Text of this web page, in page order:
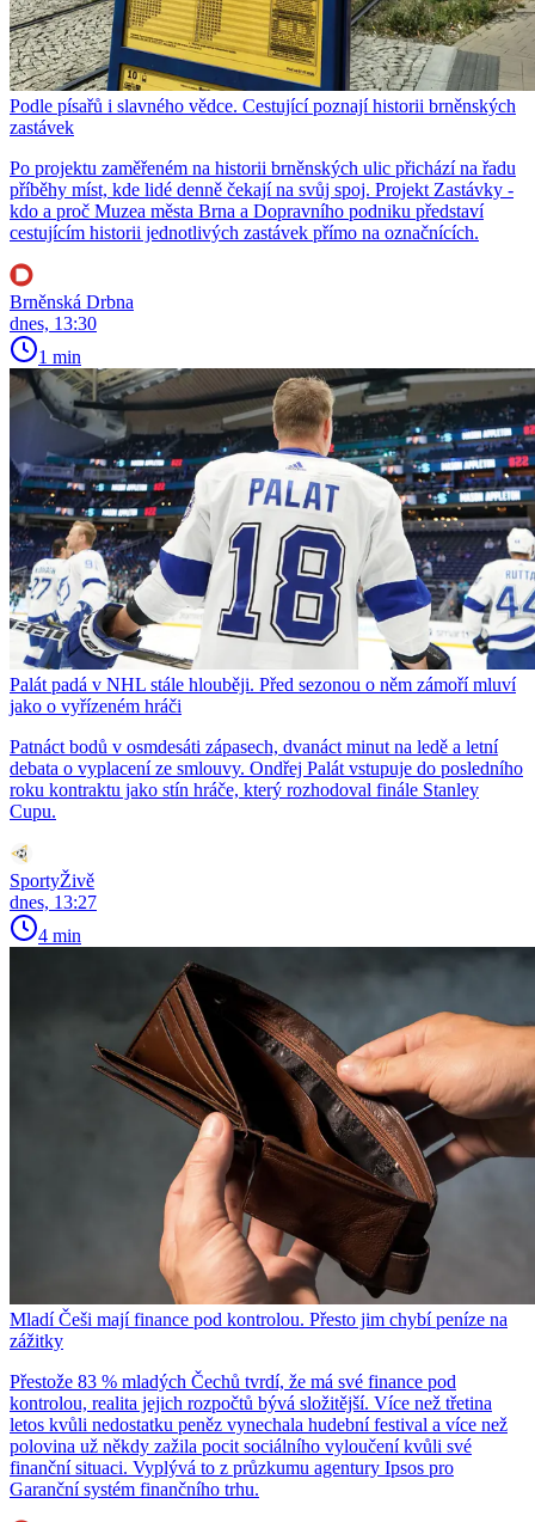
Podle písařů i slavného vědce. Cestující poznají historii brněnských
zastávek
Po projektu zaměřeném na historii brněnských ulic přichází na řadu
příběhy míst, kde lidé denně čekají na svůj spoj. Projekt Zastávky -
kdo a proč Muzea města Brna a Dopravního podniku představí
cestujícím historii jednotlivých zastávek přímo na označnících.
Brněnská Drbna
dnes, 13:30
1 min
Palát padá v NHL stále hlouběji. Před sezonou o něm zámoří mluví
jako o vyřízeném hráči
Patnáct bodů v osmdesáti zápasech, dvanáct minut na ledě a letní
debata o vyplacení ze smlouvy. Ondřej Palát vstupuje do posledního
roku kontraktu jako stín hráče, který rozhodoval finále Stanley
Cupu.
SportyŽivě
dnes, 13:27
4 min
Mladí Češi mají finance pod kontrolou. Přesto jim chybí peníze na
zážitky
Přestože 83 % mladých Čechů tvrdí, že má své finance pod
kontrolou, realita jejich rozpočtů bývá složitější. Více než třetina
letos kvůli nedostatku peněz vynechala hudební festival a více než
polovina už někdy zažila pocit sociálního vyloučení kvůli své
finanční situaci. Vyplývá to z průzkumu agentury Ipsos pro
Garanční systém finančního trhu.